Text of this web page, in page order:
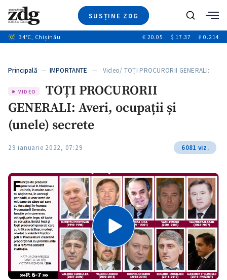
SUSȚINE ZDG
Ştiri
+14
Video
Special
Blog
Caută
34°C, Chișinău € 20.05 $ 17.37 ₽ 0.214
Principală — IMPORTANTE — Video/ TOȚI PROCURORII GENERALI:
VIDEO
TOȚI PROCURORII
GENERALI: Averi, ocupații și
(unele) secrete
29 ianuarie 2022, 07:29 6081 viz.